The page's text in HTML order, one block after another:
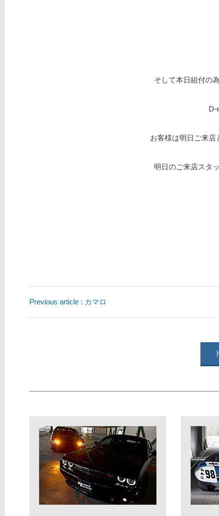
そして本日組付の
D-
お客様は明日ご来
明日のご来店スタ
Previous article : カマロ